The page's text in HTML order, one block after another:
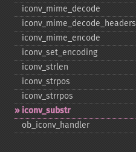
iconv_​mime_​decode
iconv_​mime_​decode_​headers
iconv_​mime_​encode
iconv_​set_​encoding
iconv_​strlen
iconv_​strpos
iconv_​strrpos
iconv_​substr
ob_​iconv_​handler